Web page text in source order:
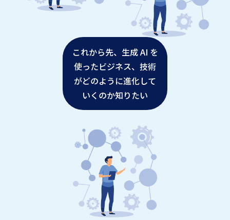
これから先、生成 AI を
使ったビジネス、技術
がどのように進化して
いくのか知りたい